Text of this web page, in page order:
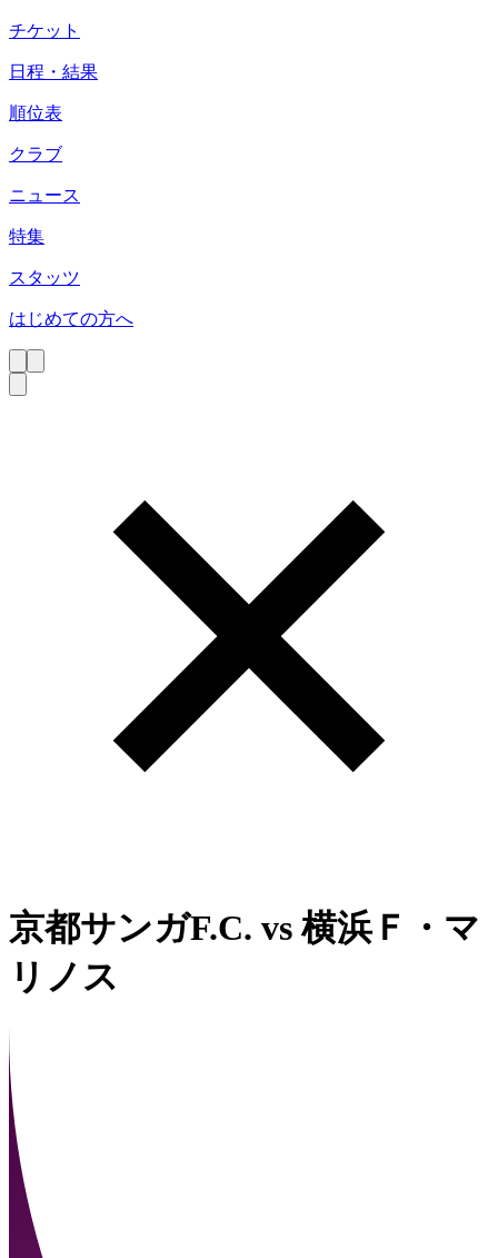
チケット
日程・結果
順位表
クラブ
ニュース
特集
スタッツ
はじめての方へ
京都サンガF.C. vs横浜Ｆ・マ
リノス